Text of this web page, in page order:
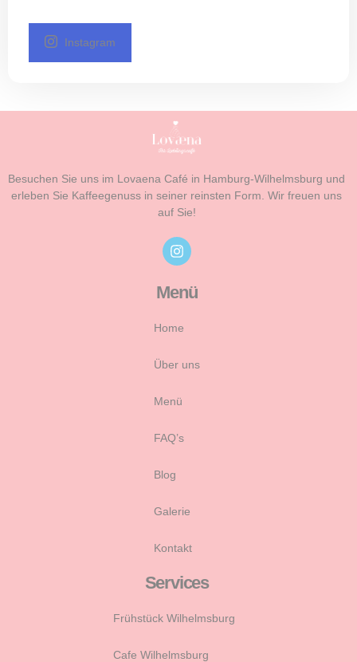
Instagram
Besuchen Sie uns im Lovaena Café in Hamburg-Wilhelmsburg und
erleben Sie Kaffeegenuss in seiner reinsten Form. Wir freuen uns
auf Sie!
Menü
Home
Über uns
Menü
FAQ’s
Blog
Galerie
Kontakt
Services
Frühstück Wilhelmsburg
Cafe Wilhelmsburg